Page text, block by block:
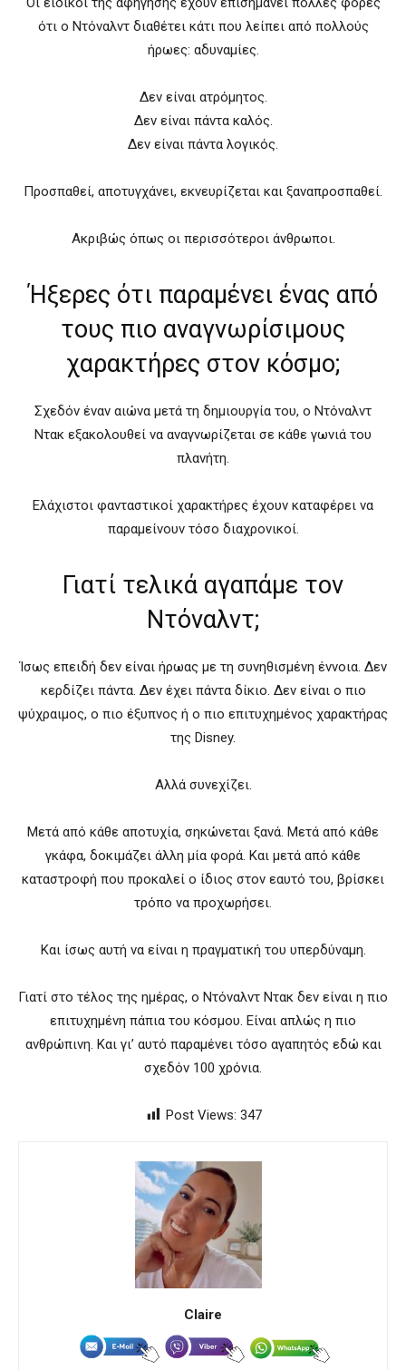
ότι ο Ντόναλντ διαθέτει κάτι που λείπει από πολλούς
ήρωες: αδυναμίες.
Δεν είναι ατρόμητος.
Δεν είναι πάντα καλός.
Δεν είναι πάντα λογικός.
Προσπαθεί, αποτυγχάνει, εκνευρίζεται και ξαναπροσπαθεί.
Ακριβώς όπως οι περισσότεροι άνθρωποι.
Ήξερες ότι παραμένει ένας από
τους πιο αναγνωρίσιμους
χαρακτήρες στον κόσμο;
Σχεδόν έναν αιώνα μετά τη δημιουργία του, ο Ντόναλντ
Ντακ εξακολουθεί να αναγνωρίζεται σε κάθε γωνιά του
πλανήτη.
Ελάχιστοι φανταστικοί χαρακτήρες έχουν καταφέρει να
παραμείνουν τόσο διαχρονικοί.
Γιατί τελικά αγαπάμε τον
Ντόναλντ;
Ίσως επειδή δεν είναι ήρωας με τη συνηθισμένη έννοια. Δεν
κερδίζει πάντα. Δεν έχει πάντα δίκιο. Δεν είναι ο πιο
ψύχραιμος, ο πιο έξυπνος ή ο πιο επιτυχημένος χαρακτήρας
της Disney.
Αλλά συνεχίζει.
Μετά από κάθε αποτυχία, σηκώνεται ξανά. Μετά από κάθε
γκάφα, δοκιμάζει άλλη μία φορά. Και μετά από κάθε
καταστροφή που προκαλεί ο ίδιος στον εαυτό του, βρίσκει
τρόπο να προχωρήσει.
Και ίσως αυτή να είναι η πραγματική του υπερδύναμη.
Γιατί στο τέλος της ημέρας, ο Ντόναλντ Ντακ δεν είναι η πιο
επιτυχημένη πάπια του κόσμου. Είναι απλώς η πιο
ανθρώπινη. Και γι’ αυτό παραμένει τόσο αγαπητός εδώ και
σχεδόν 100 χρόνια.
Post Views: 347
Claire